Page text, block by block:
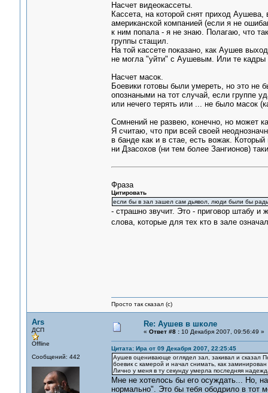
Насчет видеокассеты.
Кассета, на которой снят приход
американской компанией (если я не
к ним попала - я не знаю. Полагаю, что
группы стащил.
На той кассете показано, как Аушев
не могла "уйти" с Аушевым. Или те кадры
Насчет масок.
Боевики готовы были умереть, но это не
опознаными на тот случай, если группе
или нечего терять или ... не было масок
Сомнений не развею, конечно, но может
Я считаю, что при всей своей
в банде как и в стае, есть вожак.
ни Дзасохов (ни тем более Зангионов)
Фраза
Цитировать
если бы в зал зашел сам дьявол, люди были бы
- страшно звучит. Это - приговор штабу и
слова, которые для тех кто в зале
Просто так сказал (с)
Ars
ДСП
Offline
Сообщений: 442
Re: Аушев в школе
« Ответ #8 :10 Декабря 2007, 09:56:49 »
Цитата: Ира от 09 Декабря 2007, 22:25:45
Аушев оценивающе оглядел зал, закивал и сказал
боевик с камерой и начал снимать, как
Лично у меня в ту секунду умерла последняя
Мне не хотелось бы его осуждать... Но,
нормально". Это бы тебя ободрило в тот